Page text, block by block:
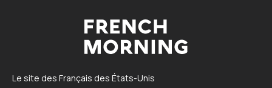
Le site des Français des États-Unis